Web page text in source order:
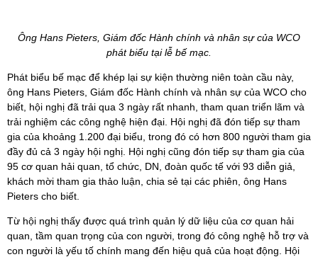
Ông Hans Pieters, Giám đốc Hành chính và nhân sự của WCO
phát biểu tại lễ bế mạc.
Phát biểu bế mạc để khép lại sự kiện thường niên toàn cầu này,
ông Hans Pieters, Giám đốc Hành chính và nhân sự của WCO cho
biết, hội nghị đã trải qua 3 ngày rất nhanh, tham quan triển lãm và
trải nghiệm các công nghệ hiện đại. Hội nghị đã đón tiếp sự tham
gia của khoảng 1.200 đại biểu, trong đó có hơn 800 người tham gia
đầy đủ cả 3 ngày hội nghị. Hội nghị cũng đón tiếp sự tham gia của
95 cơ quan hải quan, tổ chức, DN, đoàn quốc tế với 93 diễn giả,
khách mời tham gia thảo luận, chia sẻ tại các phiên, ông Hans
Pieters cho biết.
Từ hội nghị thấy được quá trình quản lý dữ liệu của cơ quan hải
quan, tầm quan trọng của con người, trong đó công nghệ hỗ trợ và
con người là yếu tố chính mang đến hiệu quả của hoạt động. Hội